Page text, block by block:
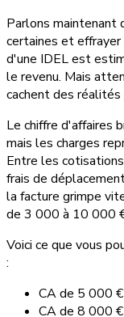
Parlons maintenant
certaines et
d'une IDEL est
le revenu. Mais
cachent des
Le chiffre d'affaires
mais les charges
Entre les
frais de
la facture grimpe
de 3 000 à 10 000
Voici ce que vous
:
CA de 5 000
CA de 8 000